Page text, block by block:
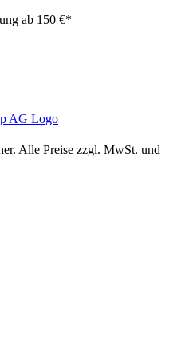
ab 150 €*
Alle Preise zzgl. MwSt. und